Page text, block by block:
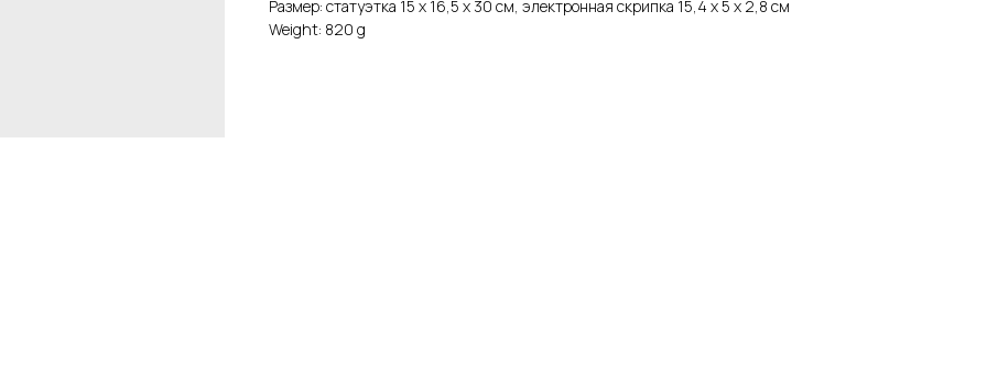
Размер: статуэтка 15 х 16,5 х 30 см, электронная скрипка 15,4 х 5 х 2,8 см
Weight: 820 g